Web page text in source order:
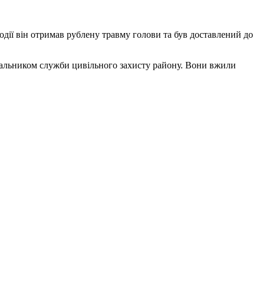
він отримав рублену травму голови та був доставлений до
служби цивільного захисту району. Вони вжили